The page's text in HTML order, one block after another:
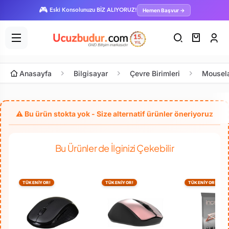
🎮 Eski Konsolunuzu BİZ ALIYORUZ! Hemen Başvur →
Anasayfa Bilgisayar Çevre Birimleri
Bu Ürünler de İlginizi Çekebilir
TÜKENİYOR! TÜKENİYOR! TÜKENİYOR!